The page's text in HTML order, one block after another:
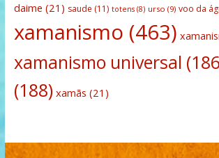
daime (21) saude (11) totens(8) urso (9) voo da
xamanismo (463)
xamanismo universal
(188) xamãs (21)